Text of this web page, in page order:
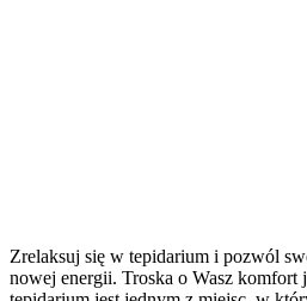
Zrelaksuj się w tepidarium i pozwól
nowej energii. Troska o Wasz komfort